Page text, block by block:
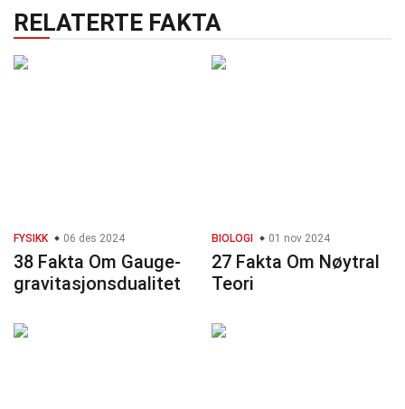
RELATERTE FAKTA
FYSIKK 06 des 2024
38 Fakta Om Gauge-
gravitasjonsdualitet
BIOLOGI 01 nov 2024
27 Fakta Om Nøytral
Teori